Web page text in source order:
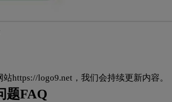
站https://logo9.net ，我们会持续更新内容。
题FAQ